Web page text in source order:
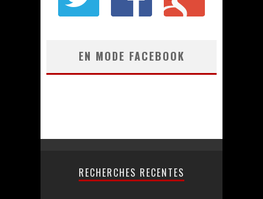
EN MODE FACEBOOK
RECHERCHES RECENTES